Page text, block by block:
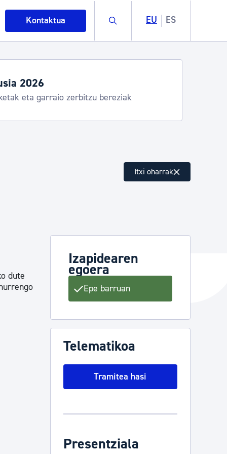
Kontaktua Buscar EU ES
2026: egitaraua
15
Itxi oharrak
dute
Izapidearen
egoera
Epe barruan
Telematikoa
Tramitea hasi
Presentziala